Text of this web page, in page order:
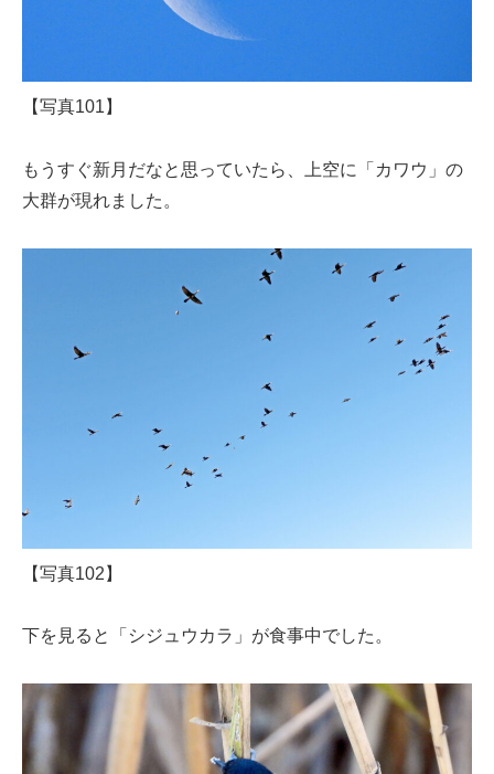
【写真101】
もうすぐ新月だなと思っていたら、上空に「カワウ」の
大群が現れました。
【写真102】
下を見ると「シジュウカラ」が食事中でした。